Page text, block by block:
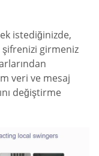
istediğinizde,
şifrenizi girmeniz
veri ve mesaj
değiştirme